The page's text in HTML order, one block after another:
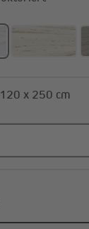
Breite x Höhe in cm: 120 x 250 cm